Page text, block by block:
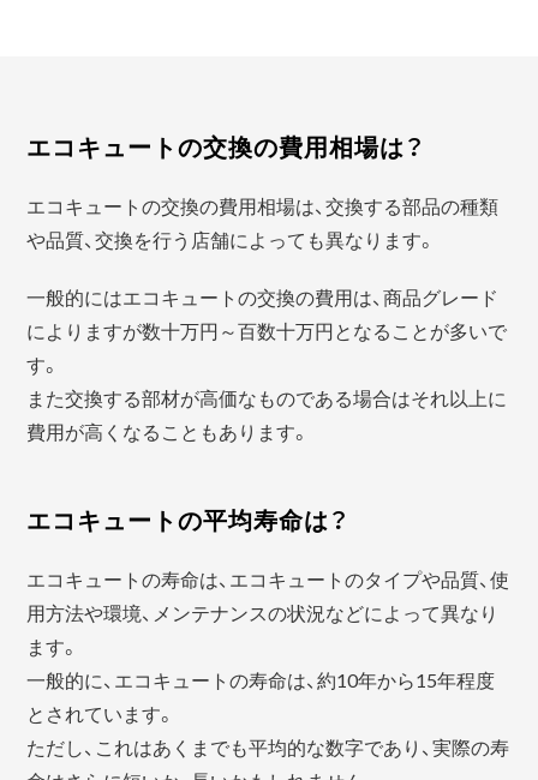
エコキュートの交換の費用相場は？
エコキュートの交換の費用相場は、交換する部品の種類
や品質、交換を行う店舗によっても異なります。
一般的にはエコキュートの交換の費用は、商品グレード
によりますが数十万円～百数十万円となることが多いで
す。
また交換する部材が高価なものである場合はそれ以上に
費用が高くなることもあります。
エコキュートの平均寿命は？
エコキュートの寿命は、エコキュートのタイプや品質、使
用方法や環境、メンテナンスの状況などによって異なり
ます。
一般的に、エコキュートの寿命は、約10年から15年程度
とされています。
ただし、これはあくまでも平均的な数字であり、実際の寿